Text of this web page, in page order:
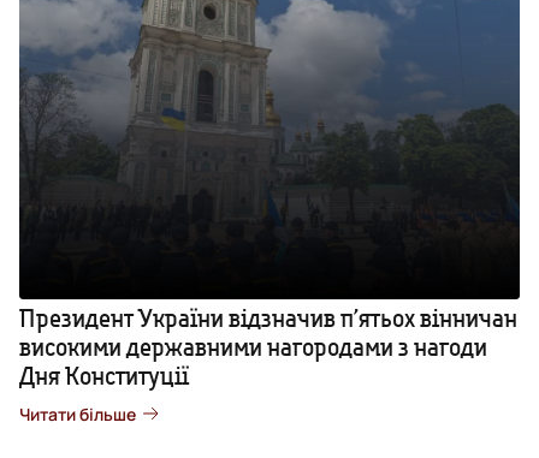
Президент України відзначив п’ятьох вінничан
високими державними нагородами з нагоди
Дня Конституції
Читати більше